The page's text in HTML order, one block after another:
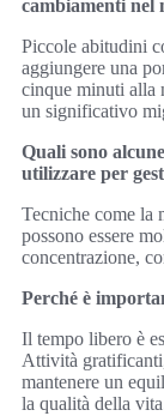
cambiamenti nel
Piccole abitudini
aggiungere una
cinque minuti alla
un significativo
Quali sono
utilizzare per
Tecniche come la
possono essere
concentrazione,
Perché è
Il tempo libero è
Attività
mantenere un
la qualità della